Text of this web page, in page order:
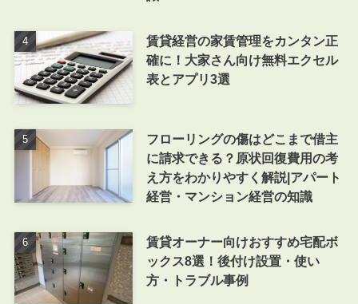
賃貸経営の家賃管理をカンタン正
確に！大家さん向け無料エクセル
表とアプリ3選
フローリングの傷はどこまで借主
に請求できる？原状回復費用の考
え方をわかりやすく解説|アパート
経営・マンション経営の知識
賃貸オーナー向けおすすめ宅配ボ
ックス8選！後付け設置・使い
方・トラブル事例